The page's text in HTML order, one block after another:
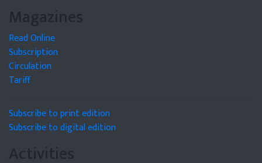
Magazines
Read Online
Subscription
Circulation
Tariff
Subscribe to print edition
Subscribe to digital edition
Activities